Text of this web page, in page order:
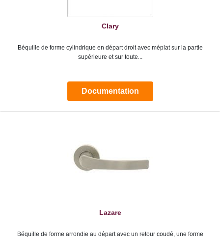
Clary
Béquille de forme cylindrique en départ droit avec méplat sur la partie
supérieure et sur toute...
Documentation
Lazare
Béquille de forme arrondie au départ avec un retour coudé, une forme